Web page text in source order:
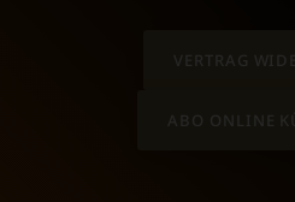
VERTRAG
ABO ONLINE